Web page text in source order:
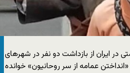
در ایران از بازداشت دو نفر در شهرهای
«انداختن عمامه از سر روحانیون» خوانده